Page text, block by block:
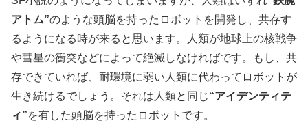
アトム”のような頭脳を持ったロボットを開発し、共存す
るようになる時が来ると思います。人類が地球上の核戦争
や彗星の衝突などによって絶滅しなければです。もし、共
存できていれば、耐環境に弱い人類に代わってロボットが
生き続けるでしょう。それは人類と同じ“アイデンティテ
ィ”を有した頭脳を持ったロボットです。